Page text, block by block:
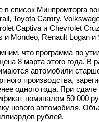
в список Минпромторга
Toyota Camry,
Captiva и Chevrolet
и Mondeo, Renault Logan
что программа по
8 марта этого года. В
автомобили
производства,
одного года. При
номиналом 50 000
нового автомобиля.
рублей.